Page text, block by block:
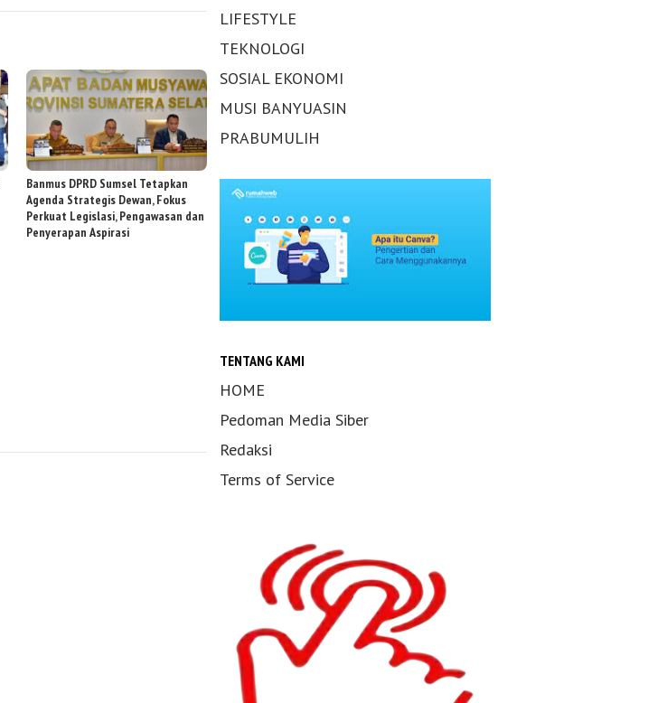
Banmus DPRD Sumsel Tetapkan
Agenda Strategis Dewan, Fokus
Perkuat Legislasi, Pengawasan dan
Penyerapan Aspirasi
LIFESTYLE
TEKNOLOGI
SOSIAL EKONOMI
MUSI BANYUASIN
PRABUMULIH
TENTANG KAMI
HOME
Pedoman Media Siber
Redaksi
Terms of Service